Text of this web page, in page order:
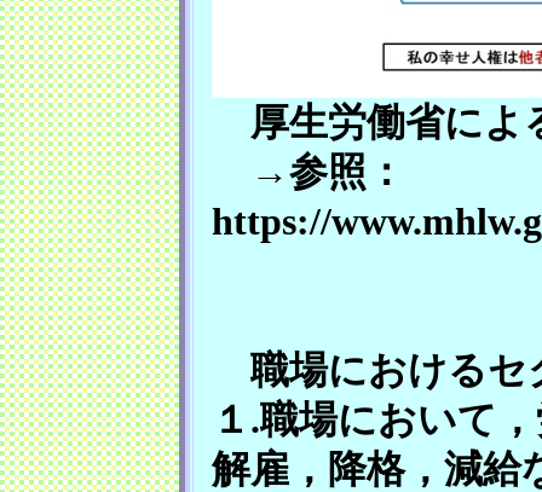
厚生労働省によ
→参照：
https://
職場におけるセ
１.職場において
解雇，降格，減給